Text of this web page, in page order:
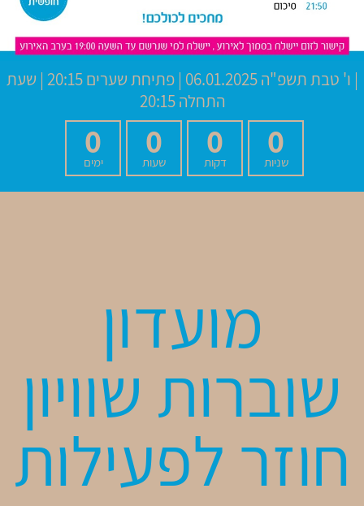
| ו' טבת תשפ"ה
06.01.2025 | פתיחת שערים 20:15 | שעת
התחלה 20:15
0
שניות
0
דקות
0
שעות
0
ימים
מועדון
שוברות שוויון
חוזר לפעילות